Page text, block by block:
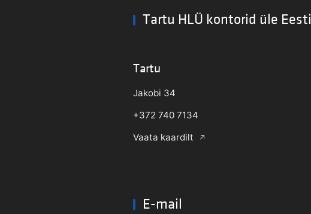
Tartu HLÜ kontorid üle Eesti
Tartu
Jakobi 34
+372 740 7134
Vaata kaardilt
E-mail